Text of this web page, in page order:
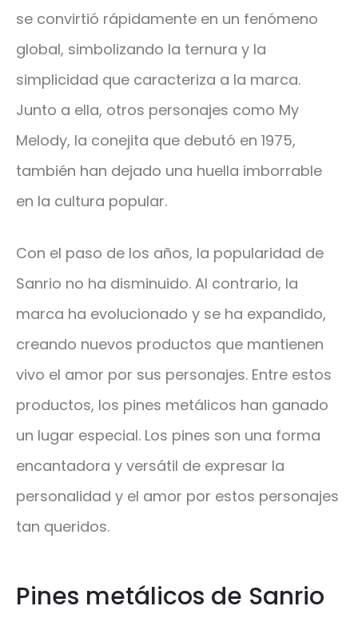
se convirtió rápidamente en un fenómeno
global, simbolizando la ternura y la
simplicidad que caracteriza a la marca.
Junto a ella, otros personajes como My
Melody, la conejita que debutó en 1975,
también han dejado una huella imborrable
en la cultura popular.
Con el paso de los años, la popularidad de
Sanrio no ha disminuido. Al contrario, la
marca ha evolucionado y se ha expandido,
creando nuevos productos que mantienen
vivo el amor por sus personajes. Entre estos
productos, los pines metálicos han ganado
un lugar especial. Los pines son una forma
encantadora y versátil de expresar la
personalidad y el amor por estos personajes
tan queridos.
Pines metálicos de Sanrio